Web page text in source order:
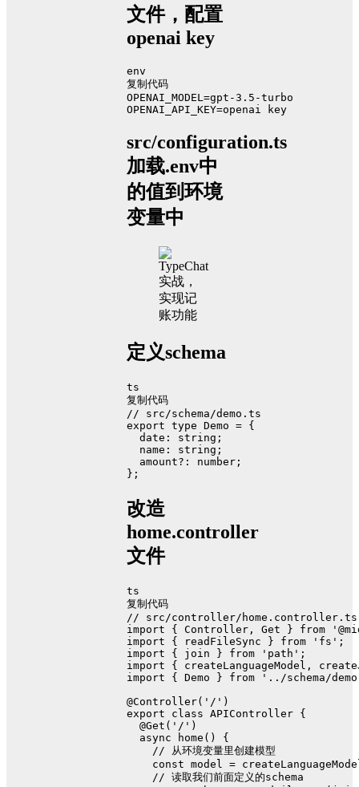
文件，配置
openai key
env
复制代码
OPENAI_MODEL=gpt-3.5-turbo
OPENAI_API_KEY=openai key
src/configuration.ts
加载.env中
的值到环境
变量中
定义schema
ts
复制代码
// src/schema/demo.ts
export type Demo = {
date : string ;
name : string ;
  amount?:
number ;
};
改造
home.controller
文件
ts
复制代码
// src/controller/home.controller.ts
import { Controller , Get } from
import { readFileSync } from 'fs' ;
import { join } from 'path' ;
import { createLanguageModel,
import { Demo } from
'../schema/
@Controller( '/' )
export
class APIController {
@Get ( '/' )
async
home ( ) {
// 从环境变量里创建模型
const model =
// 读取我们前面定义的schema